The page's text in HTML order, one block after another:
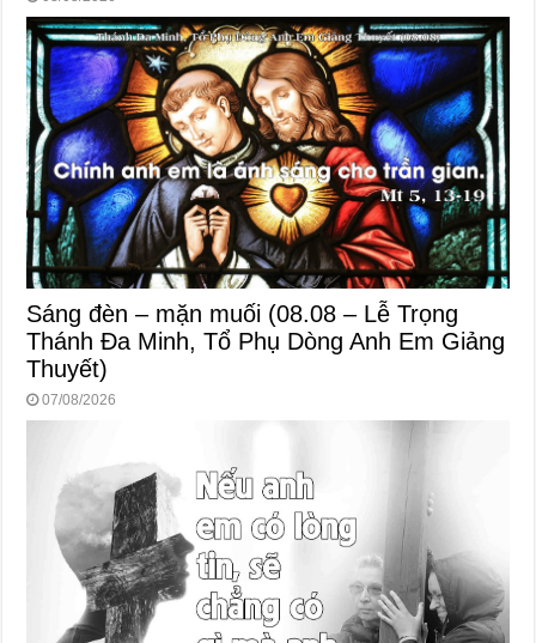
Sáng đèn – mặn muối (08.08 – Lễ Trọng
Thánh Đa Minh, Tổ Phụ Dòng Anh Em Giảng
Thuyết)
07/08/2026